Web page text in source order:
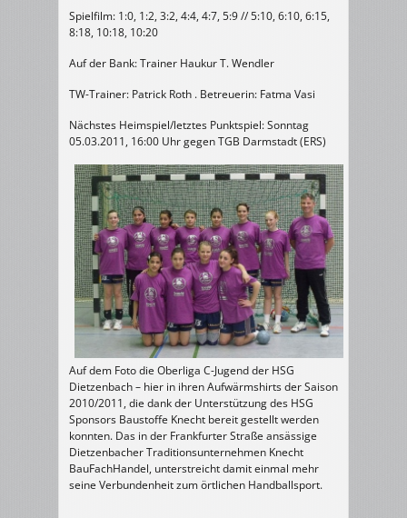
Spielfilm: 1:0, 1:2, 3:2, 4:4, 4:7, 5:9 // 5:10, 6:10, 6:15,
8:18, 10:18, 10:20
Auf der Bank: Trainer Haukur T. Wendler
TW-Trainer: Patrick Roth . Betreuerin: Fatma Vasi
Nächstes Heimspiel/letztes Punktspiel: Sonntag
05.03.2011, 16:00 Uhr gegen TGB Darmstadt (ERS)
Auf dem Foto die Oberliga C-Jugend der HSG
Dietzenbach – hier in ihren Aufwärmshirts der Saison
2010/2011, die dank der Unterstützung des HSG
Sponsors Baustoffe Knecht bereit gestellt werden
konnten. Das in der Frankfurter Straße ansässige
Dietzenbacher Traditionsunternehmen Knecht
BauFachHandel, unterstreicht damit einmal mehr
seine Verbundenheit zum örtlichen Handballsport.